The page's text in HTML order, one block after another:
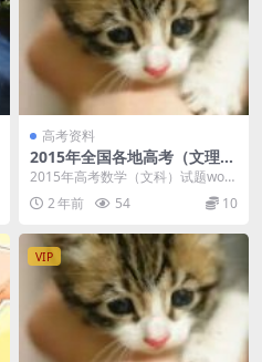
高考资料
2015年全国各地高考（文理
科）数学试题（32份）
2015年高考数学（文科）试题word
文档含答案和解析（广东卷）.doc
201...2 年前 54 10
VIP